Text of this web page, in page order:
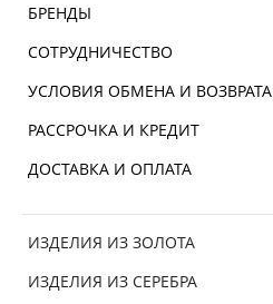
БРЕНДЫ
СОТРУДНИЧЕСТВО
УСЛОВИЯ ОБМЕНА И ВОЗВРАТА
РАССРОЧКА И КРЕДИТ
ДОСТАВКА И ОПЛАТА
ИЗДЕЛИЯ ИЗ ЗОЛОТА
ИЗДЕЛИЯ ИЗ СЕРЕБРА